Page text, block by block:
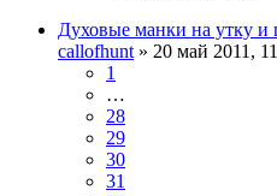
Духовые манки на утку и
callofhunt » 20 май 2011,
1
…
28
29
30
31